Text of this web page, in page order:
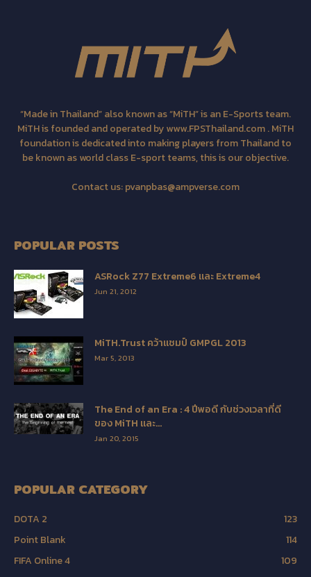
“Made in Thailand” also known as “MiTH” is an E-Sports team.
MiTH is founded and operated by www.FPSThailand.com . MiTH
foundation is dedicated into making players from Thailand to
be known as world class E-sport teams, this is our objective.
Contact us:pvanpbas@ampverse.com
POPULAR POSTS
ASRock Z77 Extreme6 และ Extreme4
Jun 21, 2012
MiTH.Trust คว้าแชมป์ GMPGL 2013
Mar 5, 2013
The End of an Era : 4 ปีพอดี กับช่วงเวลาที่ดี
ของ MiTH และ...
Jan 20, 2015
POPULAR CATEGORY
DOTA 2
123
Point Blank
114
FIFA Online 4
109